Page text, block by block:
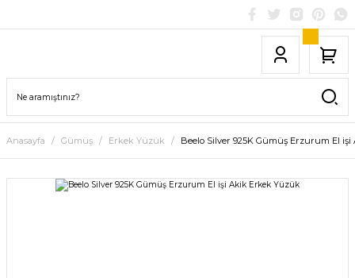
Anasayfa Gümüş Erkek Yüzük Beelo Silver 925K Gümüş Erzurum El